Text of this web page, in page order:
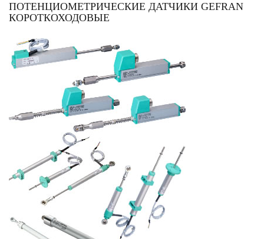
ПОТЕНЦИОМЕТРИЧЕСКИЕ ДАТЧИКИ GEFRAN
КОРОТКОХОДОВЫЕ